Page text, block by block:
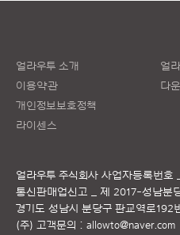
얼라우투 소개
이용약관
개인정보보호정책
라이센스
얼
다
얼라우투 주식회사 사업자등록번
통신판매업신고 _ 제 2017-성남분
경기도 성남시 분당구 판교역로
(주) 고객문의 : allowto@naver.com